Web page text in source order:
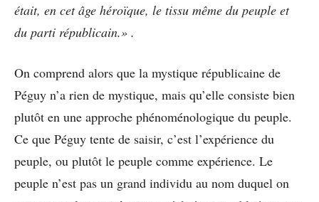
était, en cet âge héroïque, le tissu même du peuple et
du parti républicain.» .
On comprend alors que la mystique républicaine de
Péguy n’a rien de mystique, mais qu’elle consiste bien
plutôt en une approche phénoménologique du peuple.
Ce que Péguy tente de saisir, c’est l’expérience du
peuple, ou plutôt le peuple comme expérience. Le
peuple n’est pas un grand individu au nom duquel on